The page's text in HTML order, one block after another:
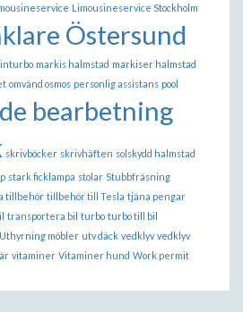
Limousineservice Stockholm
Östersund
markis halmstad markiser halmstad
omvänd osmos personlig assistans pool
bearbetning
skrivböcker skrivhäften solskydd halmstad
stark ficklampa stolar Stubbfräsning
tillbehör tillbehör till Tesla tjäna pengar
transportera bil turbo turbo till bil
Uthyrning möbler utv däck vedklyv vedklyv
vitaminer Vitaminer hund Work permit